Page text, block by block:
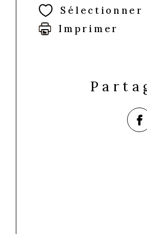
Sélectionner
Imprimer